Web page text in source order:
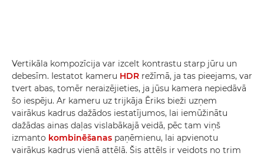
Vertikāla kompozīcija var izcelt kontrastu starp jūru un
debesīm. Iestatot kameru HDR režīmā, ja tas pieejams, var
tvert abas, tomēr neraizējieties, ja jūsu kamera nepiedāvā
šo iespēju. Ar kameru uz trijkāja Ēriks bieži uzņem
vairākus kadrus dažādos iestatījumos, lai iemūžinātu
dažādas ainas daļas vislabākajā veidā, pēc tam viņš
izmanto kombinēšanas paņēmienu, lai apvienotu
vairākus kadrus vienā attēlā. Šis attēls ir veidots no trim